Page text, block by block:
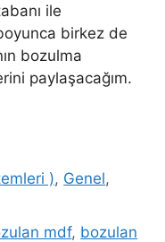
ile
birkez de
bozulma
paylaşacağım.
), Genel,
mdf, bozulan